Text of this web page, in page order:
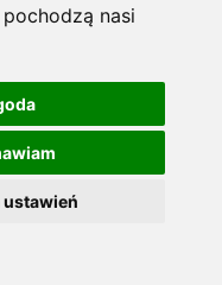
nasi
ustawień
oksydowany - 6 szt.